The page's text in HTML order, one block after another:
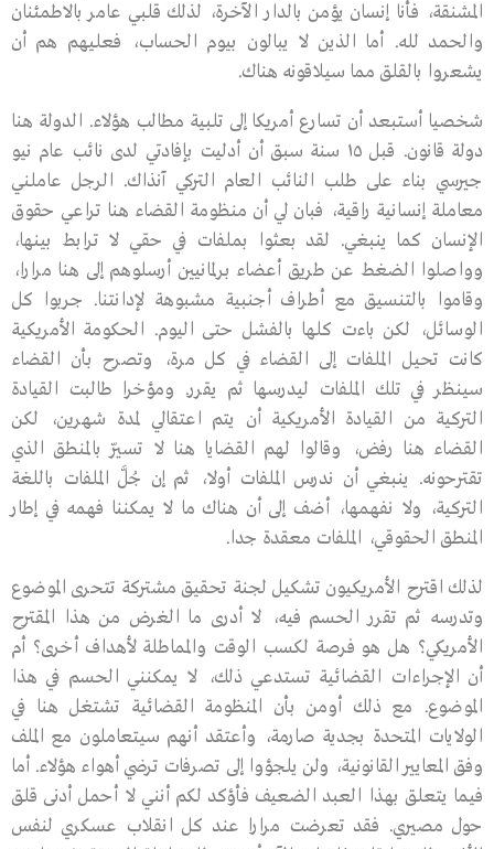
المشنقة، فأنا إنسان يؤمن بالدار الآخرة، لذلك قلبي عامر بالاطمئنان
والحمد لله. أما الذين لا يبالون بيوم الحساب، فعليهم هم أن
يشعروا بالقلق مما سيلاقونه هناك.
شخصيا أستبعد أن تسارع أمريكا إلى تلبية مطالب هؤلاء. الدولة هنا
دولة قانون. قبل ١٥ سنة سبق أن أدليت بإفادتي لدى نائب عام نيو
جيرسي بناء على طلب النائب العام التركي آنذاك. الرجل عاملني
معاملة إنسانية راقية، فبان لي أن منظومة القضاء هنا تراعي حقوق
الإنسان كما ينبغي. لقد بعثوا بملفات في حقي لا ترابط بينها،
وواصلوا الضغط عن طريق أعضاء برلمانيين أرسلوهم إلى هنا مرارا،
وقاموا بالتنسيق مع أطراف أجنبية مشبوهة لإدانتنا. جربوا كل
الوسائل، لكن باءت كلها بالفشل حتى اليوم. الحكومة الأمريكية
كانت تحيل الملفات إلى القضاء في كل مرة، وتصرح بأن القضاء
سينظر في تلك الملفات ليدرسها ثم يقرر. ومؤخرا طالبت القيادة
التركية من القيادة الأمريكية أن يتم اعتقالي لمدة شهرين، لكن
القضاء هنا رفض، وقالوا لهم القضايا هنا لا تسيّر بالمنطق الذي
تقترحونه. ينبغي أن ندرس الملفات أولا، ثم إن جُلَّ الملفات باللغة
التركية، ولا نفهمها، أضف إلى أن هناك ما لا يمكننا فهمه في إطار
المنطق الحقوقي، الملفات معقدة جدا.
لذلك اقترح الأمريكيون تشكيل لجنة تحقيق مشتركة تتحرى الموضوع
وتدرسه ثم تقرر الحسم فيه، لا أدرى ما الغرض من هذا المقترح
الأمريكي؟ هل هو فرصة لكسب الوقت والمماطلة لأهداف أخرى؟ أم
أن الإجراءات القضائية تستدعي ذلك، لا يمكنني الحسم في هذا
الموضوع. مع ذلك أومن بأن المنظومة القضائية تشتغل هنا في
الولايات المتحدة بجدية صارمة، وأعتقد أنهم سيتعاملون مع الملف
وفق المعايير القانونية، ولن يلجؤوا إلى تصرفات ترضي أهواء هؤلاء. أما
فيما يتعلق بهذا العبد الضعيف فأؤكد لكم أنني لا أحمل أدنى قلق
حول مصيري. فقد تعرضت مرارا عند كل انقلاب عسكري لنفس